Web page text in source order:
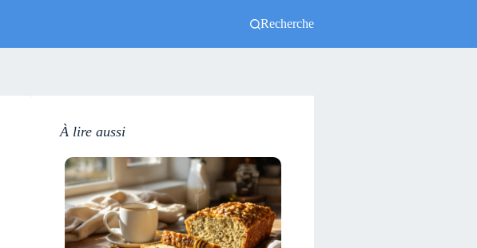
Recherche
À lire aussi